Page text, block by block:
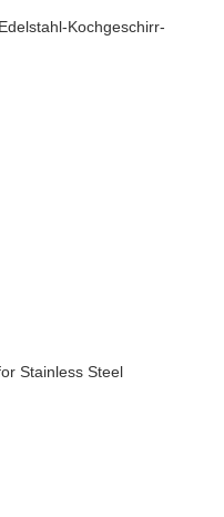
Kochgeschirr-
Stainless Steel